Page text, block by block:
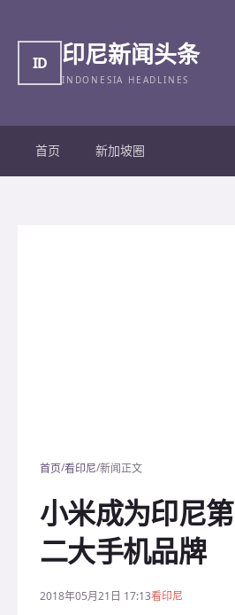
ID 印尼新闻头条
INDONESIA HEADLINES
首页 新加坡圈
首页/看印尼/新闻正文
小米成为印尼第
二大手机品牌
2018年05月21日 17:13看印尼